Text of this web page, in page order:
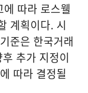
따라 로스웰
계획이다. 시
준은 한국거래
추가 지정이
따라 결정될